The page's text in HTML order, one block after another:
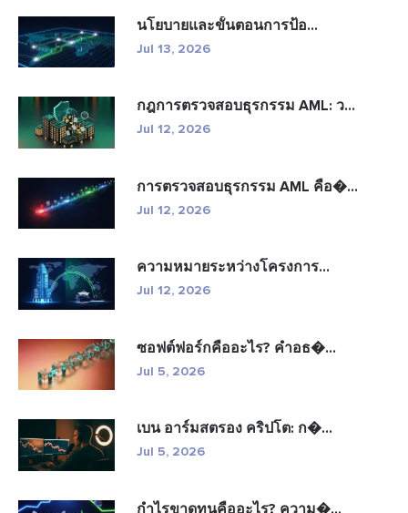
นโยบายและขั้นตอนการป้อ...
Jul 13, 2026
กฎการตรวจสอบธุรกรรม AML: ว...
Jul 12, 2026
การตรวจสอบธุรกรรม AML คือ�...
Jul 12, 2026
ความหมายระหว่างโครงการ...
Jul 12, 2026
ซอฟต์ฟอร์กคืออะไร? คำอธ�...
Jul 5, 2026
เบน อาร์มสตรอง คริปโต: ก�...
Jul 5, 2026
กำไรขาดทุนคืออะไร? ความ�...